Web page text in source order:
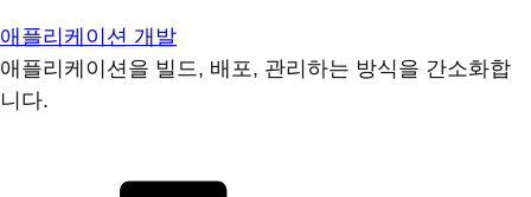
애플리케이션 개발
애플리케이션을 빌드, 배포, 관리하는 방식을 간소화합
니다.